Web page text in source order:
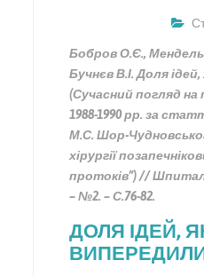
Бобров О.Є.,
Бучнєв В.І. Доля
(Сучасний погляд на
1988-1990 рр. за
М.С. Шор-
хірургії
протоків”) //
– №2. – С.76-82.
ДОЛЯ ІДЕЙ,